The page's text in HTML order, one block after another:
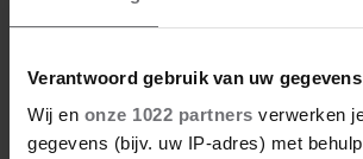
Verantwoord gebruik van uw gegevens
Wij en onze 1022 partners verwerken
gegevens (bijv. uw IP-adres) met